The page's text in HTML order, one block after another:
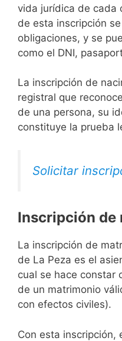
vida jurídica de cada
de esta inscripción
obligaciones, y se
como el DNI,
La inscripción de
registral que
de una persona, su
constituye la prueba
Solicitar
Inscripción de
La inscripción de
de La Peza es el
cual se hace constar
de un matrimonio
con efectos civiles).
Con esta inscripción,